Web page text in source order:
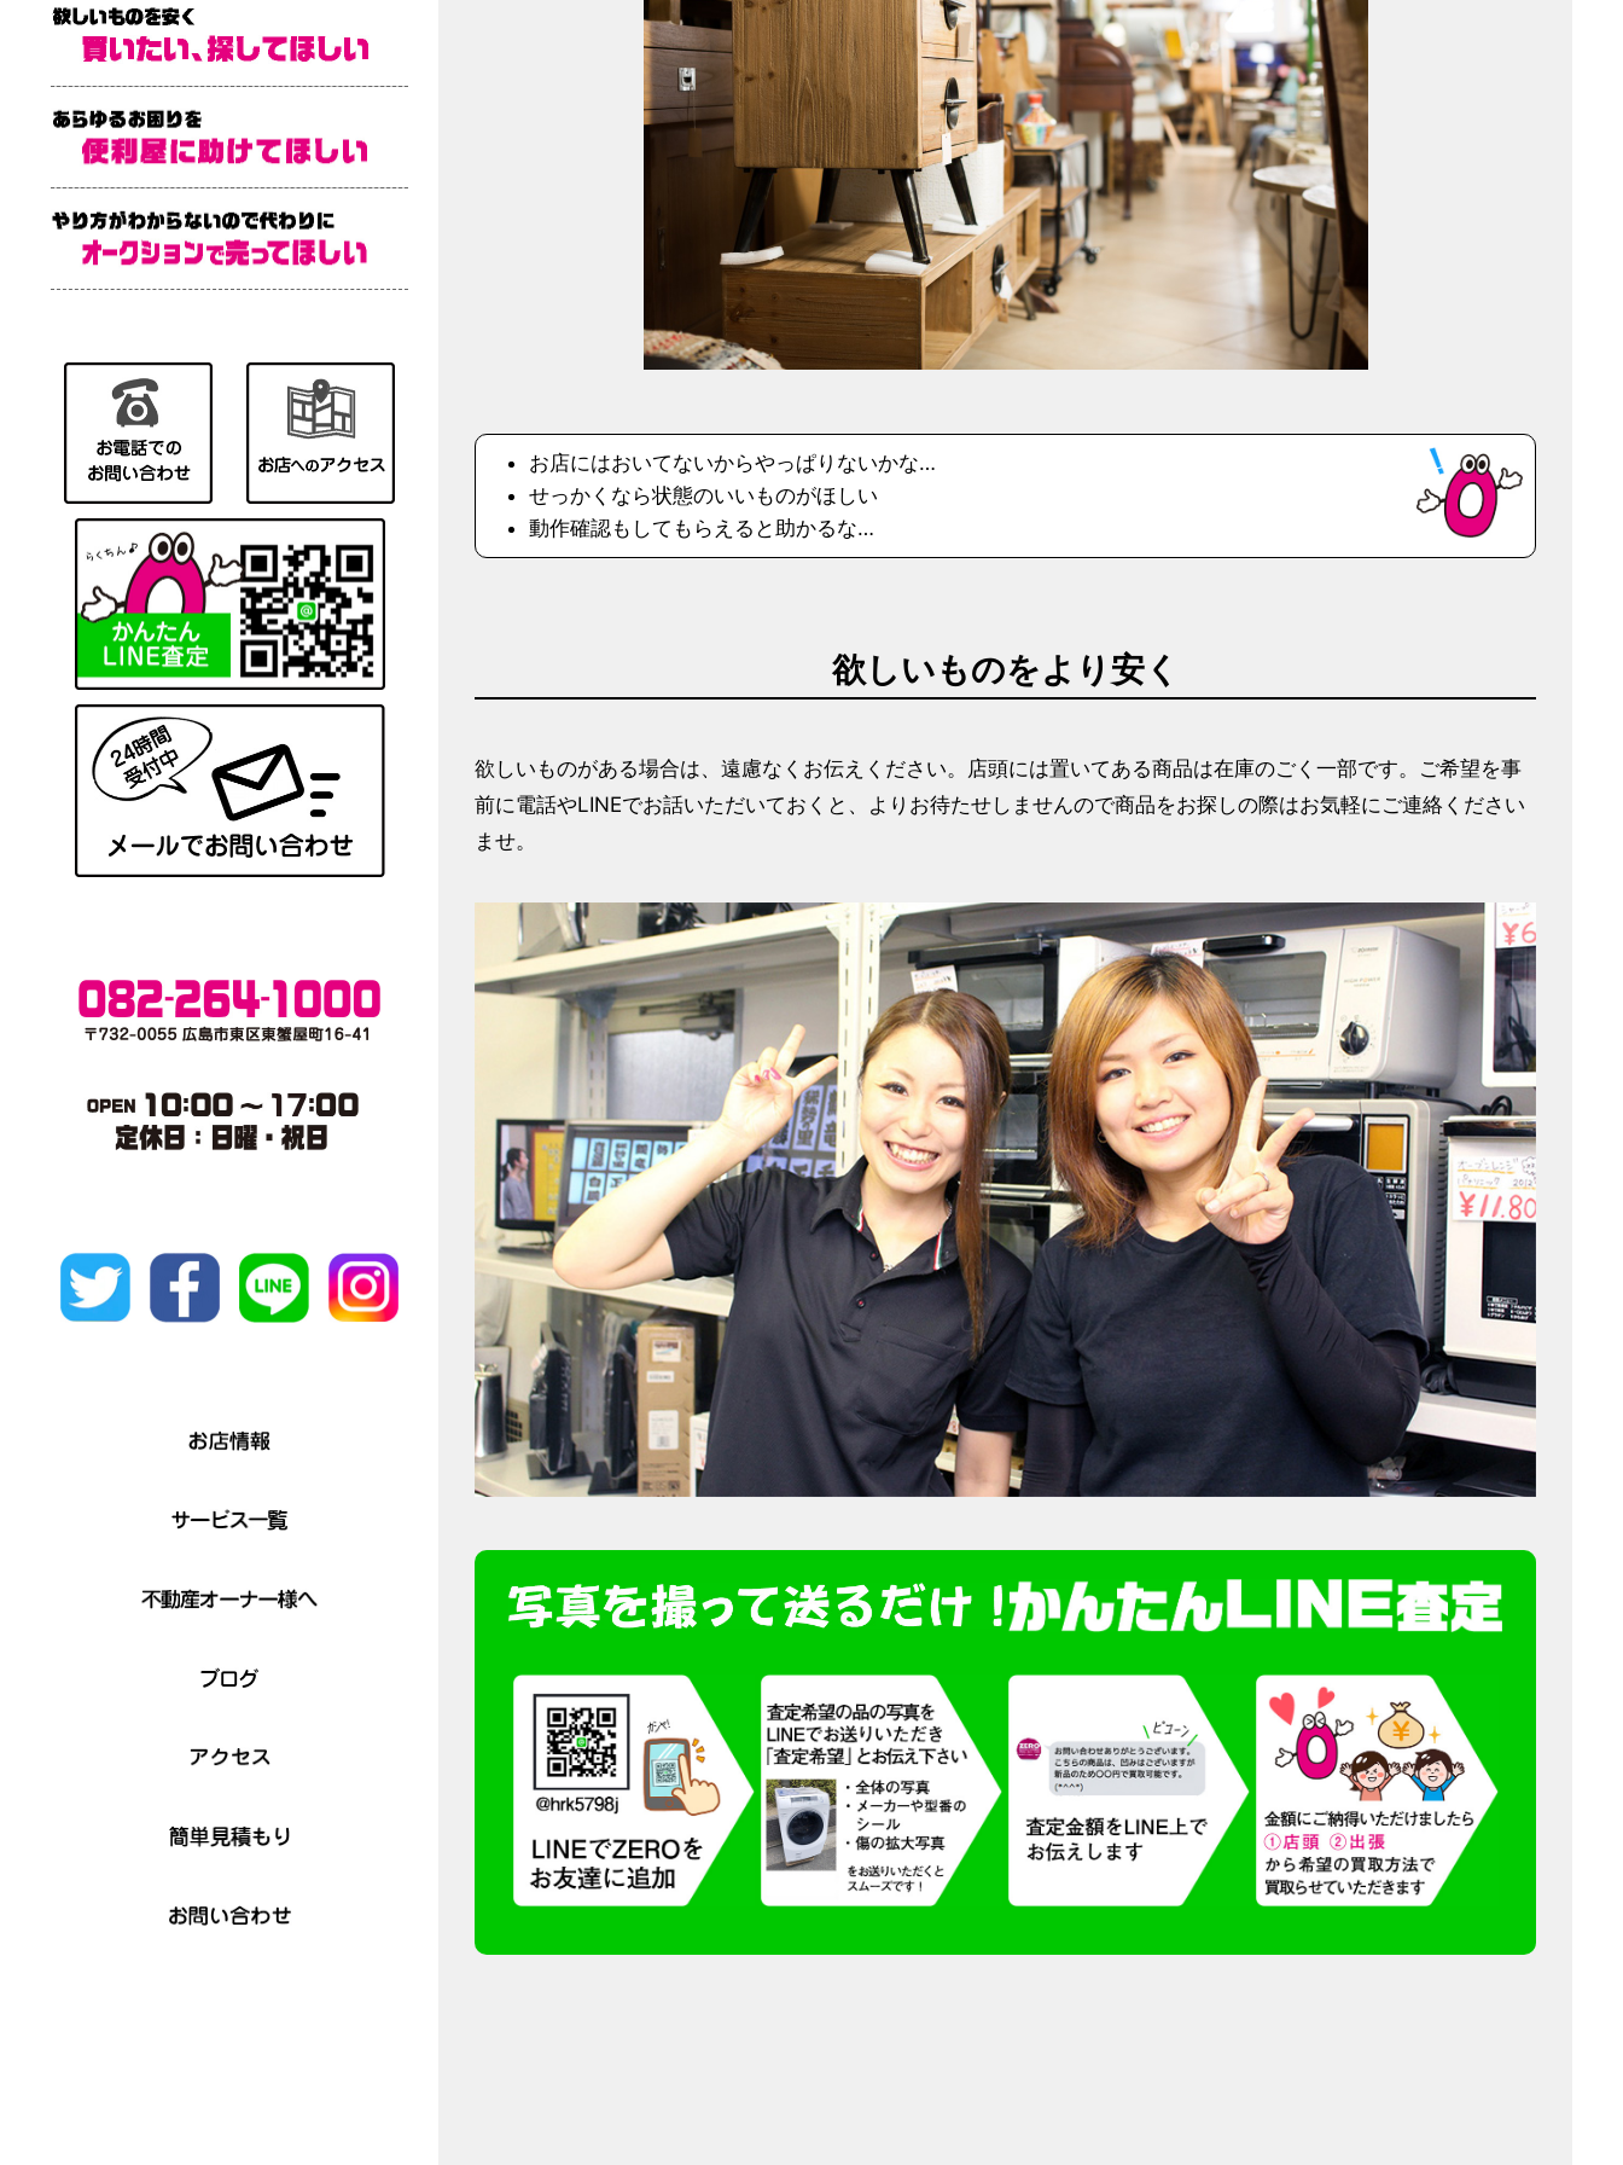
お店にはおいてないからやっぱりないかな…
せっかくなら状態のいいものがほしい
動作確認もしてもらえると助かるな…
欲しいものをより安く
欲しいものがある場合は、遠慮なくお伝えください。店頭には置いてある商品は在庫のごく一部です。ご希望を事
前に電話やLINEでお話いただいておくと、よりお待たせしませんので商品をお探しの際はお気軽にご連絡ください
ませ。